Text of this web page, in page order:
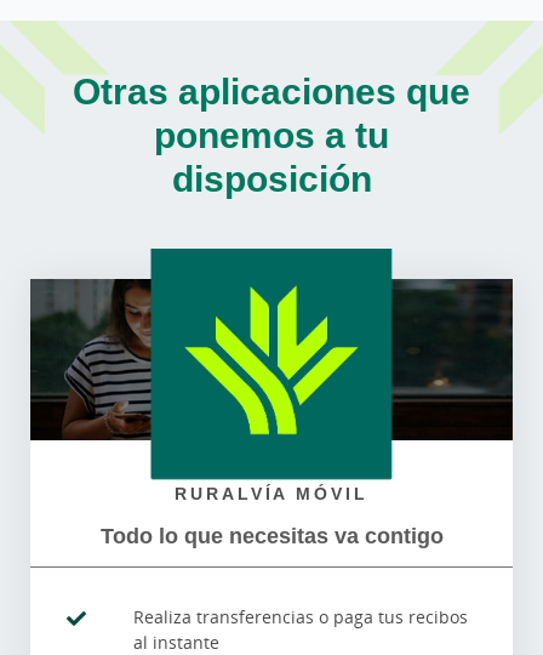
Otras aplicaciones que
ponemos a tu
disposición
RURALVÍA MÓVIL
Todo lo que necesitas va contigo
Realiza transferencias o paga tus recibos
al instante